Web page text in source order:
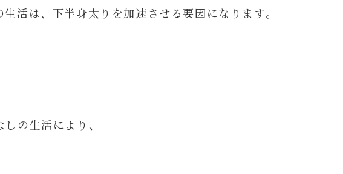
活は、下半身太りを加速させる要因になります。
の生活により、